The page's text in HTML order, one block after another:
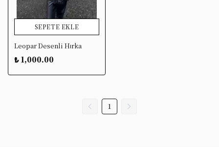
SEPETE EKLE
Leopar Desenli Hırka
₺ 1,000.00
1